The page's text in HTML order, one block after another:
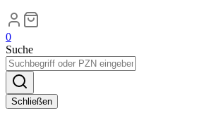
0
Suche
Schließen